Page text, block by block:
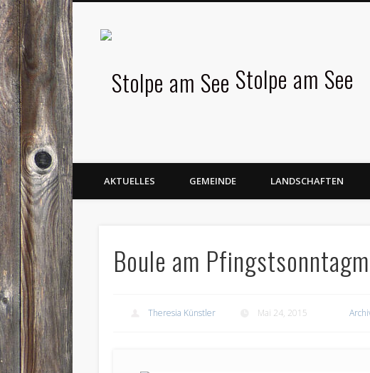
Stolpe am See
AKTUELLES GEMEINDE LANDSCHAFTEN
Boule am
Theresia Künstler Mai 24, 2015